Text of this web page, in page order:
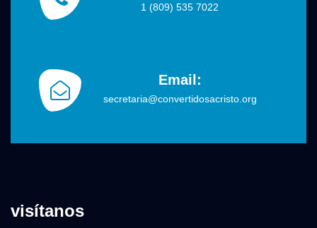
1 (809) 535 7022
Email:
secretaria@convertidosacristo.org
visítanos